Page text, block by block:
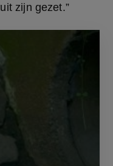
zijn gezet.”